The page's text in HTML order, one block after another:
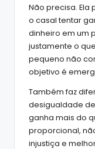
Não precisa. Ela
o casal tentar
dinheiro em um
justamente o
pequeno não
objetivo é
Também faz
desigualdade
ganha mais do
proporcional,
injustiça e